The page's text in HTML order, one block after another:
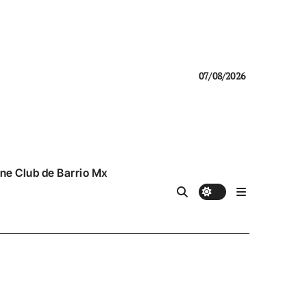
07/08/2026
Club de Barrio Mx